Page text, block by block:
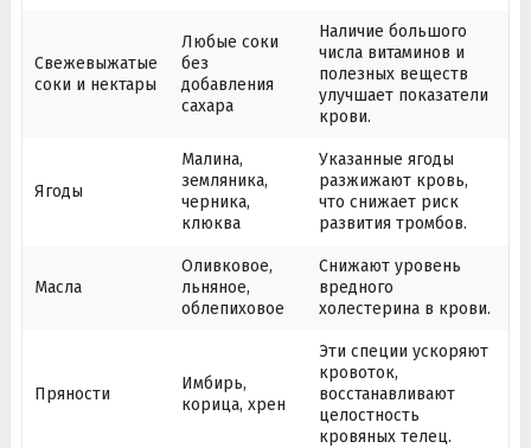
Свежевыжатые
соки и нектары
Любые соки
без
добавления
сахара
Наличие большого
числа витаминов и
полезных веществ
улучшает показатели
крови.
Ягоды
Малина,
земляника,
черника,
клюква
Указанные ягоды
разжижают кровь,
что снижает риск
развития тромбов.
Масла
Оливковое,
льняное,
облепиховое
Снижают уровень
вредного
холестерина в крови.
Пряности
Имбирь,
корица, хрен
Эти специи ускоряют
кровоток,
восстанавливают
целостность
кровяных телец.